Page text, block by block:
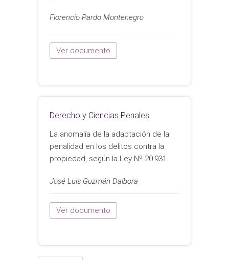
Florencio Pardo Montenegro
Ver documento
Derecho y Ciencias Penales
La anomalía de la adaptación de la
penalidad en los delitos contra la
propiedad, según la Ley Nº 20.931
José Luis Guzmán Dalbora
Ver documento